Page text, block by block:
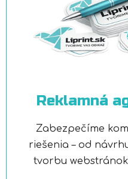
Reklamná
Zabezpečíme
riešenia – od
tvorbu